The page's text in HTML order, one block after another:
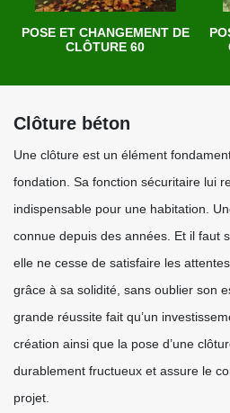
POSE ET CHANGEMENT DE
CLÔTURE 60
Clôture béton
Une clôture est un élément
fondation. Sa fonction sécuritaire lui
indispensable pour une habitation.
connue depuis des années. Et il faut
elle ne cesse de satisfaire les
grâce à sa solidité, sans oublier son
grande réussite fait qu’un
création ainsi que la pose d’une
durablement fructueux et assure le
projet.